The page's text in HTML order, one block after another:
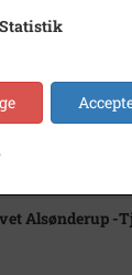
15/5 1990
Lokalarkivet
Tjæreby
Alsønderup -
Statistik